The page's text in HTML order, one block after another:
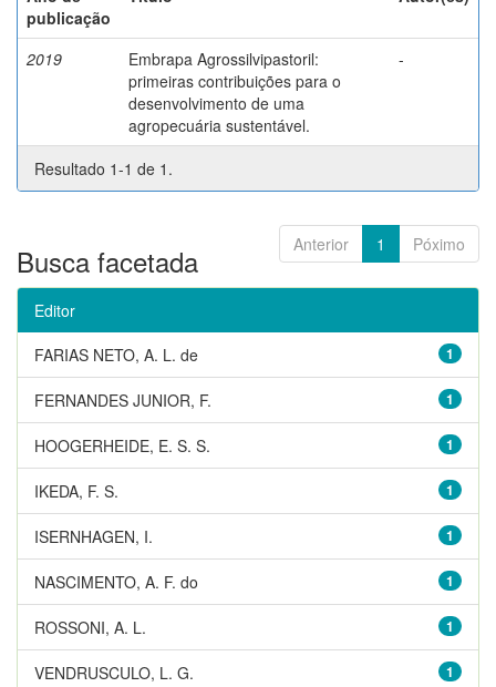
publicação
2019
Embrapa Agrossilvipastoril:
primeiras contribuições para o
desenvolvimento de uma
agropecuária sustentável.
-
Resultado 1-1 de 1.
Anterior 1 Póximo
Busca facetada
Editor
1
FARIAS NETO, A. L. de
1
FERNANDES JUNIOR, F.
1
HOOGERHEIDE, E. S. S.
1
IKEDA, F. S.
1
ISERNHAGEN, I.
1
NASCIMENTO, A. F. do
1
ROSSONI, A. L.
1
VENDRUSCULO, L. G.